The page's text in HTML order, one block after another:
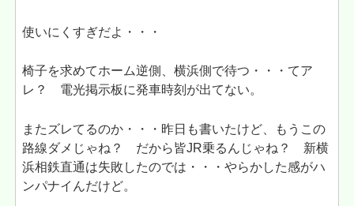
使いにくすぎだよ・・・
椅子を求めてホーム逆側、横浜側で待つ・・・てア
レ？ 電光掲示板に発車時刻が出てない。
またズレてるのか・・・昨日も書いたけど、もうこの
路線ダメじゃね？ だから皆JR乗るんじゃね？ 新横
浜相鉄直通は失敗したのでは・・・やらかした感がハ
ンパナイんだけど。